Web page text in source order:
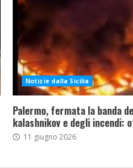
Notizie dalla Sicilia
Palermo, fermata la banda
kalashnikov e degli incendi:
11 giugno 2026